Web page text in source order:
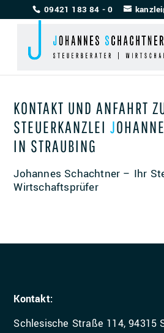
09421 183 84 - 0
KONTAKT UND ANFAHRT
STEUERKANZLEI
IN STRAUBING
Johannes Schachtner – Ihr
Wirtschaftsprüfer
Kontakt:
Schlesische Straße 114, 94315